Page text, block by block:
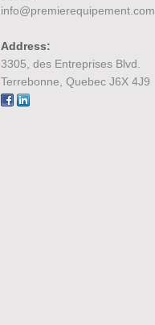
info@premierequipement.com
Address:
3305, des Entreprises Blvd.
Terrebonne, Quebec J6X 4J9